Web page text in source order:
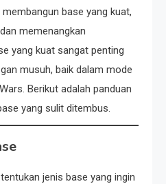
base yang kuat,
memenangkan
yang kuat sangat penting
musuh, baik dalam mode
Berikut adalah panduan
yang sulit ditembus.
jenis base yang ingin